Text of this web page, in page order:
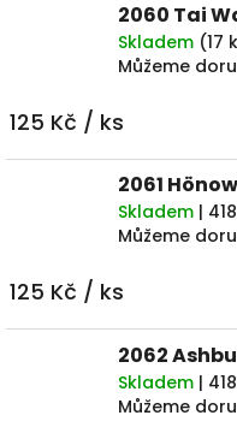
2060 Tai
Skladem (17
Můžeme
125 Kč / ks
2061
Skladem |
Můžeme
125 Kč / ks
2062
Skladem |
Můžeme